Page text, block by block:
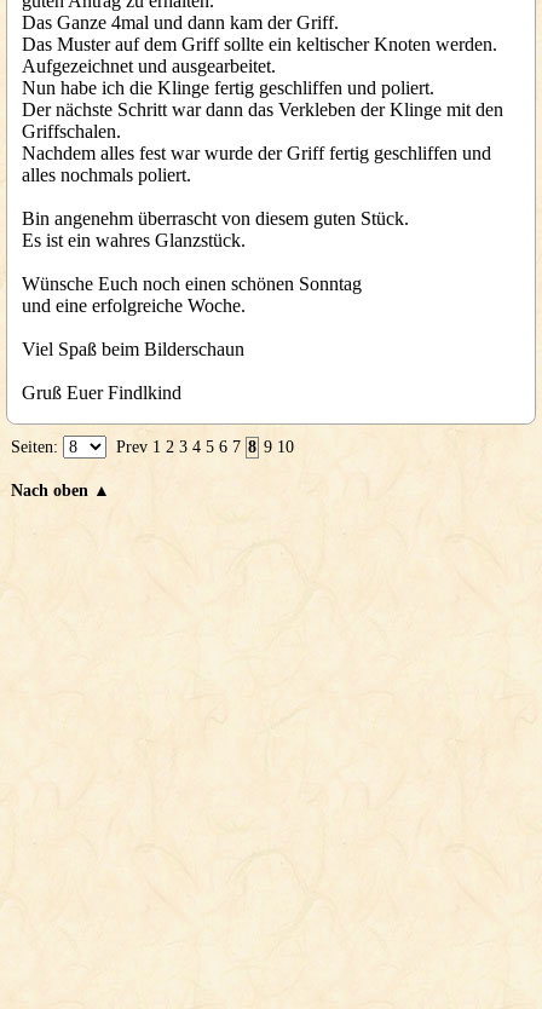
Das Ganze 4mal und dann kam der Griff.
Das Muster auf dem Griff sollte ein keltischer Knoten werden.
Aufgezeichnet und ausgearbeitet.
Nun habe ich die Klinge fertig geschliffen und poliert.
Der nächste Schritt war dann das Verkleben der Klinge mit den
Griffschalen.
Nachdem alles fest war wurde der Griff fertig geschliffen und
alles nochmals poliert.
Bin angenehm überrascht von diesem guten Stück.
Es ist ein wahres Glanzstück.
Wünsche Euch noch einen schönen Sonntag
und eine erfolgreiche Woche.
Viel Spaß beim Bilderschaun
Gruß Euer Findlkind
Seiten: Prev 1 2 3 4 5 6 7 8 9 10
Nach oben ▲